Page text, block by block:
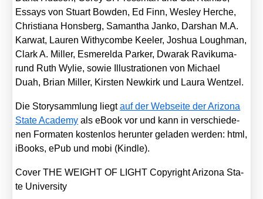
Essays von Stuart Bow­den, Ed Finn, Wes­ley Her­che,
Chris­tia­na Hons­berg, Saman­tha Jan­ko, Dar­shan M.A.
Kar­wat, Lau­ren Withy­com­be Kee­ler, Joshua Lough­man,
Clark A. Mil­ler, Esme­rel­da Par­ker, Dwarak Ravi­kuma­
rund Ruth Wylie, sowie Illus­tra­tio­nen von Micha­el
Duah, Bri­an Mil­ler, Kirs­ten New­kirk und Lau­ra Went­zel.
Die Sto­ry­samm­lung liegtauf der Web­sei­te der Ari­zo­na
Sta­te Aca­de­my als eBook vor und kann in ver­schie­de­
nen For­ma­ten kos­ten­los her­un­ter gela­den wer­den: html,
iBooks, ePub und mobi (Kind­le).
Cover THE WEIGHT OF LIGHT Copy­right Ari­zo­na Sta­
te Uni­ver­si­ty